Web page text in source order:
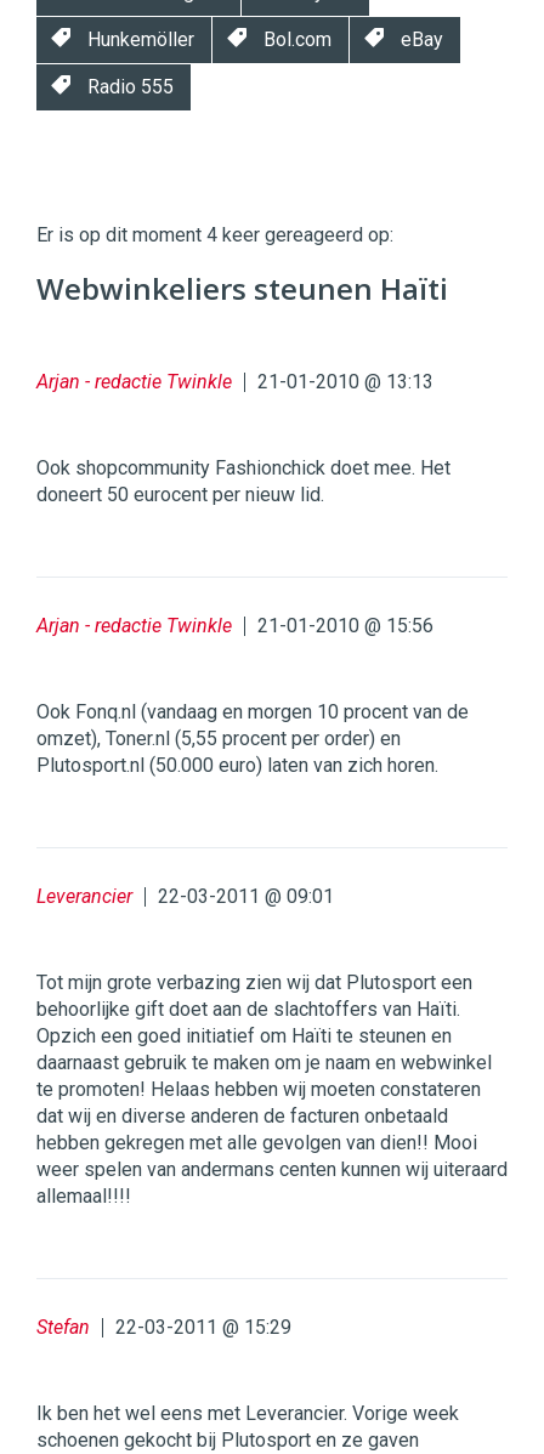
Hunkemöller Bol.com eBay
Radio 555
|
Digital
Commercehttps://twinklemagazine.nl
Er is op dit moment 4 keer gereageerd op:
Webwinkeliers steunen Haïti
Arjan - redactie Twinkle 21-01-2010 @ 13:13
Ook shopcommunity Fashionchick doet mee. Het
doneert 50 eurocent per nieuw lid.
Arjan - redactie Twinkle 21-01-2010 @ 15:56
Ook Fonq.nl (vandaag en morgen 10 procent van de
omzet), Toner.nl (5,55 procent per order) en
Plutosport.nl (50.000 euro) laten van zich horen.
Leverancier 22-03-2011 @ 09:01
Tot mijn grote verbazing zien wij dat Plutosport een
behoorlijke gift doet aan de slachtoffers van Haïti.
Opzich een goed initiatief om Haïti te steunen en
daarnaast gebruik te maken om je naam en webwinkel
te promoten! Helaas hebben wij moeten constateren
dat wij en diverse anderen de facturen onbetaald
hebben gekregen met alle gevolgen van dien!! Mooi
weer spelen van andermans centen kunnen wij uiteraard
allemaal!!!!
Stefan 22-03-2011 @ 15:29
Ik ben het wel eens met Leverancier. Vorige week
schoenen gekocht bij Plutosport en ze gaven